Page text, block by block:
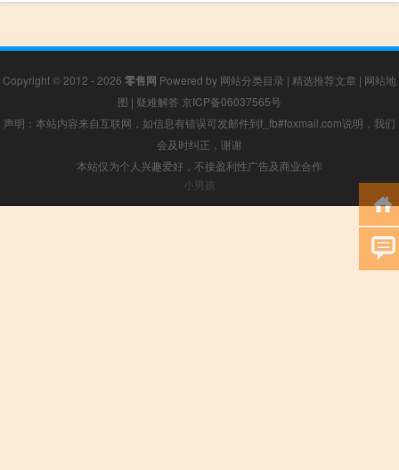
Copyright © 2012 - 2026 零售网 Powered by 网站分类目录 | 精选推荐文章 | 网站地
图 | 疑难解答 京ICP备06037565号
声明：本站内容来自互联网，如信息有错误可发邮件到f_fb#foxmail.com说明，我们
会及时纠正，谢谢
本站仅为个人兴趣爱好，不接盈利性广告及商业合作
小男孩